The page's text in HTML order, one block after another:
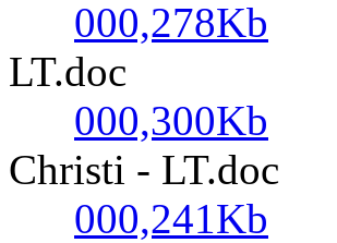
000,278Kb
LT.doc
000,300Kb
Christi - LT.doc
000,241Kb